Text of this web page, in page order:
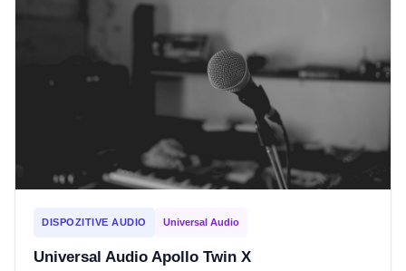
DISPOZITIVE AUDIO Universal Audio
Universal Audio Apollo Twin X